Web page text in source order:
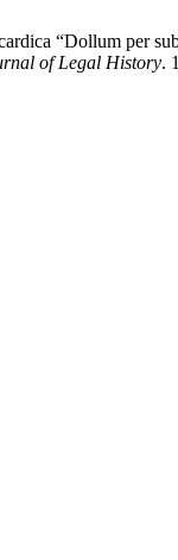
“Dollum per
of Legal History.